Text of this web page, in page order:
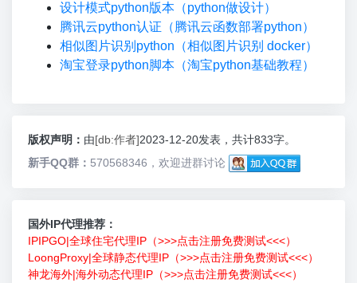
设计模式python版本（python做设计）
腾讯云python认证（腾讯云函数部署python）
相似图片识别python（相似图片识别 docker）
淘宝登录python脚本（淘宝python基础教程）
版权声明： 由[db:作者]2023-12-20发表，共计833字。
新手QQ群： 570568346，欢迎进群讨论
国外IP代理推荐：
IPIPGO|全球住宅代理IP（>>>点击注册免费测试<<<）
LoongProxy|全球静态代理IP（>>>点击注册免费测试<<<）
神龙海外|海外动态代理IP（>>>点击注册免费测试<<<）